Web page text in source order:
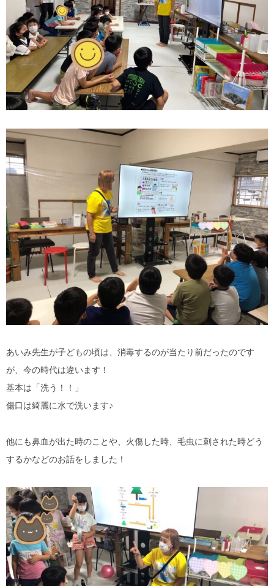
あいみ先生が子どもの頃は、消毒するのが当たり前だったのです
が、今の時代は違います！
基本は「洗う！！」
傷口は綺麗に水で洗います♪
他にも鼻血が出た時のことや、火傷した時、毛虫に刺された時どう
するかなどのお話をしました！